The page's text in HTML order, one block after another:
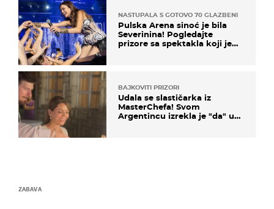
NASTUPALA S GOTOVO 70 GLAZBENIKA
Pulska Arena sinoć je bila
Severinina! Pogledajte
prizore sa spektakla koji je
BAJKOVITI PRIZORI
Udala se slastičarka iz
MasterChefa! Svom
Argentincu izrekla je "da" u
ZABAVA